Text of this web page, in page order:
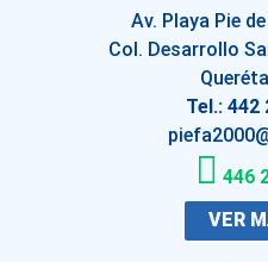
Av. Playa Pie
Col. Desarrollo
Tel.: 442
446
VER